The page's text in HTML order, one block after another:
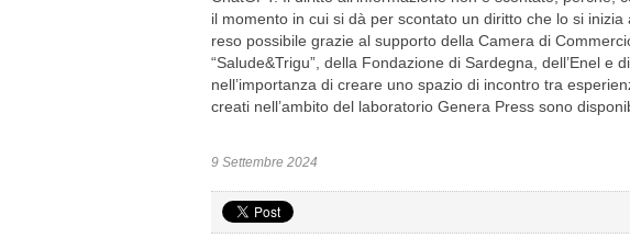
il momento in cui si dà per scontato un diritto che lo si
reso possibile grazie al supporto della Camera di
“Salude&Trigu”, della Fondazione di Sardegna, dell’Enel e
nell’importanza di creare uno spazio di incontro tra
creati nell’ambito del laboratorio Genera Press sono
9 Settembre 2024